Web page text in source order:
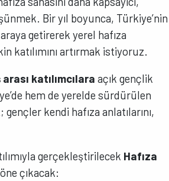
Bir yıl boyunca, Türkiye’nin
getirerek yerel hafıza
katılımını artırmak istiyoruz.
arası katılımcılara açık gençlik
hem de yerelde sürdürülen
kendi hafıza anlatılarını,
gerçekleştirilecek Hafıza
çıkacak: